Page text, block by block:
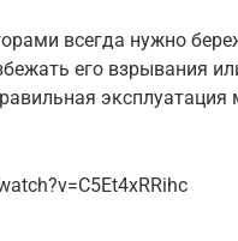
всегда нужно
его взрывания